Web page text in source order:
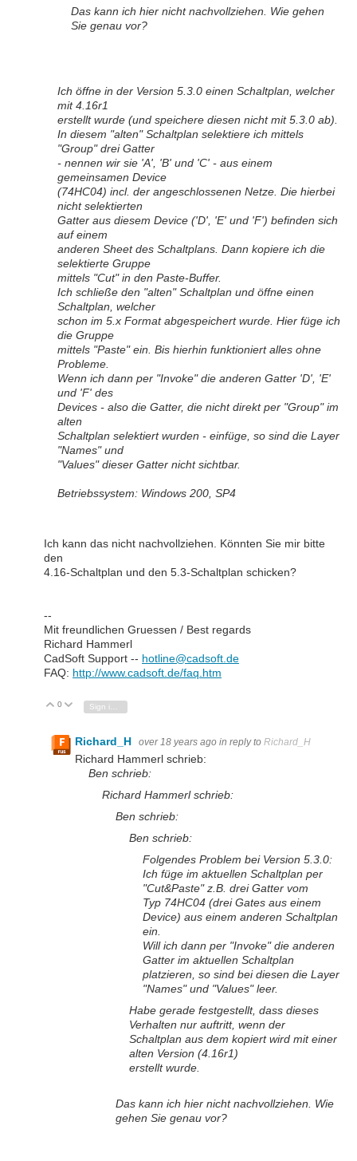
Das kann ich hier nicht nachvollziehen. Wie gehen
Sie genau vor?
Ich öffne in der Version 5.3.0 einen Schaltplan, welcher
mit 4.16r1
erstellt wurde (und speichere diesen nicht mit 5.3.0 ab).
In diesem "alten" Schaltplan selektiere ich mittels
"Group" drei Gatter
- nennen wir sie 'A', 'B' und 'C' - aus einem
gemeinsamen Device
(74HC04) incl. der angeschlossenen Netze. Die hierbei
nicht selektierten
Gatter aus diesem Device ('D', 'E' und 'F') befinden sich
auf einem
anderen Sheet des Schaltplans. Dann kopiere ich die
selektierte Gruppe
mittels "Cut" in den Paste-Buffer.
Ich schließe den "alten" Schaltplan und öffne einen
Schaltplan, welcher
schon im 5.x Format abgespeichert wurde. Hier füge ich
die Gruppe
mittels "Paste" ein. Bis hierhin funktioniert alles ohne
Probleme.
Wenn ich dann per "Invoke" die anderen Gatter 'D', 'E'
und 'F' des
Devices - also die Gatter, die nicht direkt per "Group" im
alten
Schaltplan selektiert wurden - einfüge, so sind die Layer
"Names" und
"Values" dieser Gatter nicht sichtbar.
Betriebssystem: Windows 200, SP4
Ich kann das nicht nachvollziehen. Könnten Sie mir bitte
den
4.16-Schaltplan und den 5.3-Schaltplan schicken?
--
Mit freundlichen Gruessen / Best regards
Richard Hammerl
CadSoft Support -- hotline@cadsoft.de
FAQ: http://www.cadsoft.de/faq.htm
Vote Up
0 Vote Down
Richard_H over 18 years ago in reply to Richard_H
Richard Hammerl schrieb:
Ben schrieb:
Richard Hammerl schrieb:
Ben schrieb:
Ben schrieb:
Folgendes Problem bei Version 5.3.0:
Ich füge im aktuellen Schaltplan per
"Cut&Paste" z.B. drei Gatter vom
Typ 74HC04 (drei Gates aus einem
Device) aus einem anderen Schaltplan
ein.
Will ich dann per "Invoke" die anderen
Gatter im aktuellen Schaltplan
platzieren, so sind bei diesen die Layer
"Names" und "Values" leer.
Habe gerade festgestellt, dass dieses
Verhalten nur auftritt, wenn der
Schaltplan aus dem kopiert wird mit einer
alten Version (4.16r1)
erstellt wurde.
Das kann ich hier nicht nachvollziehen. Wie
gehen Sie genau vor?